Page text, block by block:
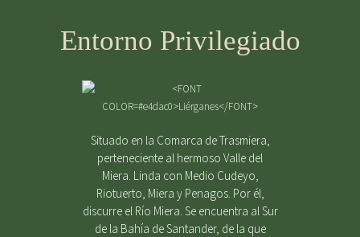
Entorno Privilegiado
Situado en la Comarca de Trasmiera,
perteneciente al hermoso Valle del
Miera. Linda con Medio Cudeyo,
Riotuerto, Miera y Penagos. Por él,
discurre el Río Miera. Se encuentra al Sur
de la Bahía de Santander, de la que